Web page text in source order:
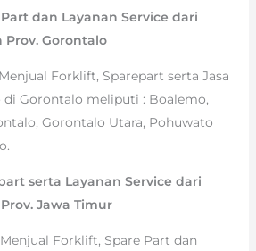
dan Layanan Service dari
Gorontalo
Forklift, Sparepart serta Jasa
di Gorontalo meliputi : Boalemo,
Gorontalo Utara, Pohuwato
serta Layanan Service dari
Jawa Timur
Forklift, Spare Part dan